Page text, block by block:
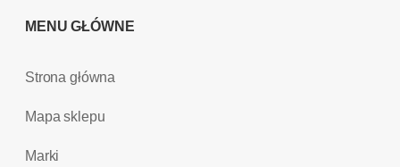
MENU GŁÓWNE
Strona główna
Mapa sklepu
Marki